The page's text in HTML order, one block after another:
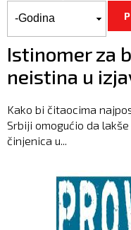
Istinomer za
neistina u
Kako bi čitaocima
Srbiji omogućio da
činjenica u...